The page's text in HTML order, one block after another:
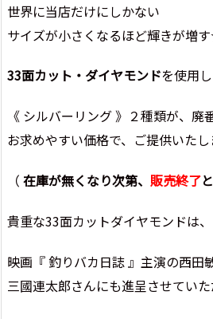
世界に当店だけにしかない
サイズが小さくなるほど輝きが増
33面カット・ダイヤモンドを使用
《 シルバーリング 》２種類が、廃
お求めやすい価格で、ご提供いたし
（ 在庫が無くなり次第、 販売終了
貴重な33面カットダイヤモンドは、
映画『 釣りバカ日誌 』主演の西田
三國連太郎さんにも進呈させていた